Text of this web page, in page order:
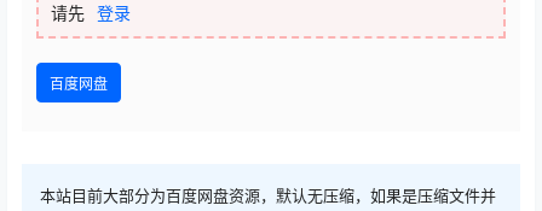
请先 登录
百度网盘
本站目前大部分为百度网盘资源，默认无压缩，如果是压缩文件并